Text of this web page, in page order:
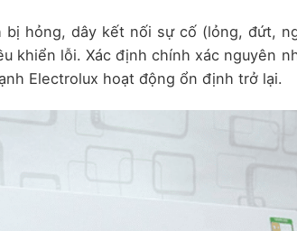
hỏng, dây kết nối sự cố (lỏng, đứt,
khiển lỗi. Xác định chính xác nguyên
Electrolux hoạt động ổn định trở lại.